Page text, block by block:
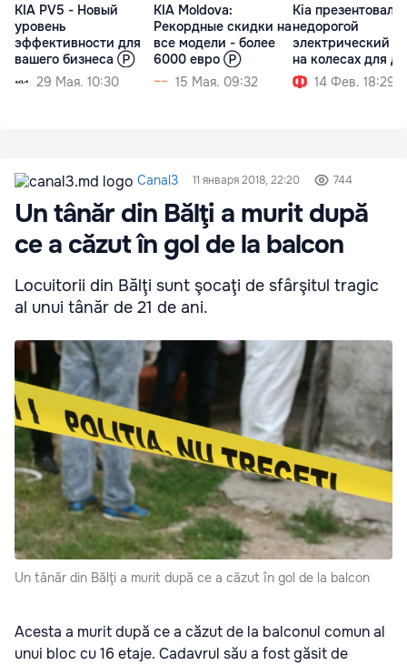
KIA PV5 - Новый
уровень
эффективности для
вашего бизнеса Ⓟ
29 Мая. 10:30
KIA Moldova:
Рекордные скидки на
все модели - более
6000 евро Ⓟ
15 Мая. 09:32
Kia презентовала
недорогой
электрический
на колесах для
14 Фев. 18:29
Canal3 11 января 2018, 22:20 744
Un tânăr din Bălţi a murit după
ce a căzut în gol de la balcon
Locuitorii din Bălţi sunt şocaţi de sfârşitul tragic
al unui tânăr de 21 de ani.
Un tânăr din Bălţi a murit după ce a căzut în gol de la balcon
Acesta a murit după ce a căzut de la balconul comun al
unui bloc cu 16 etaje. Cadavrul său a fost găsit de